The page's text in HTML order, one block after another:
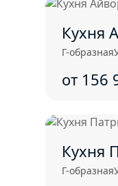
Кухня
Г-образная
от 156
Кухня
Г-образная